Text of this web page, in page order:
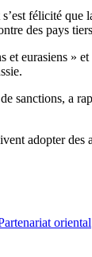
félicité
des pays
eurasiens
a
adopter
oriental